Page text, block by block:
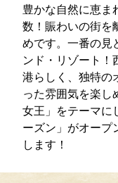
豊かな自然に恵ま
数！賑わいの街を
めです。一番の見
ンド・リゾート！
港らしく、独特の
った雰囲気を楽
女王」をテーマに
ーズン」がオープ
します！